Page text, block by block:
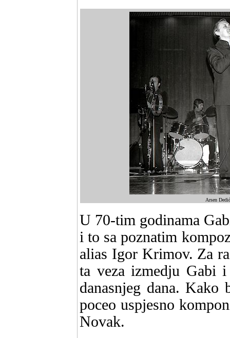
Arsen
U 70-tim godinama
i to sa poznatim
alias Igor Krimov. Za
ta veza izmedju Gabi
danasnjeg dana.
poceo uspjesno
Novak.